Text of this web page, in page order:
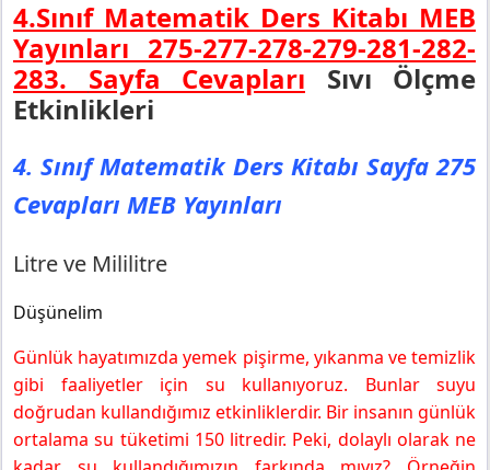
4.Sınıf Matematik Ders Kitabı MEB
Yayınları 275-277-278-279-281-282-
283. Sayfa Cevapları Sıvı Ölçme
Etkinlikleri
4. Sınıf Matematik Ders Kitabı Sayfa 275
Cevapları MEB Yayınları
Litre ve Mililitre
Düşünelim
Günlük hayatımızda yemek pişirme, yıkanma ve temizlik
gibi faaliyetler için su kullanıyoruz. Bunlar suyu
doğrudan kullandığımız etkinliklerdir. Bir insanın günlük
ortalama su tüketimi 150 litredir. Peki, dolaylı olarak ne